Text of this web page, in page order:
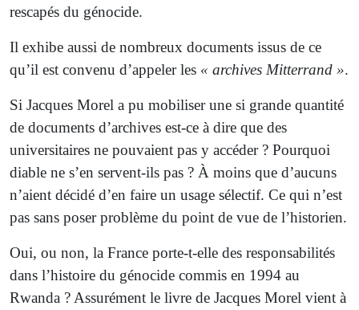
rescapés du génocide.
Il exhibe aussi de nombreux documents issus de ce
qu’il est convenu d’appeler les « archives Mitterrand ».
Si Jacques Morel a pu mobiliser une si grande quantité
de documents d’archives est-ce à dire que des
universitaires ne pouvaient pas y accéder ? Pourquoi
diable ne s’en servent-ils pas ? À moins que d’aucuns
n’aient décidé d’en faire un usage sélectif. Ce qui n’est
pas sans poser problème du point de vue de l’historien.
Oui, ou non, la France porte-t-elle des responsabilités
dans l’histoire du génocide commis en 1994 au
Rwanda ? Assurément le livre de Jacques Morel vient à